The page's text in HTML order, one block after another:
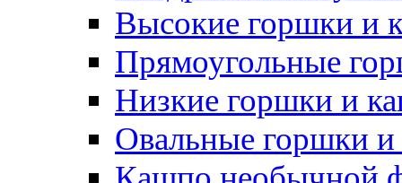
Высокие горшки и
Прямоугольные
Низкие горшки и
Овальные горшки